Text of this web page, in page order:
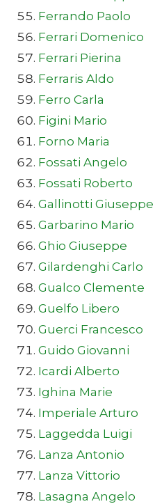
Ferrando Paolo
Ferrari Domenico
Ferrari Pierina
Ferraris Aldo
Ferro Carla
Figini Mario
Forno Maria
Fossati Angelo
Fossati Roberto
Gallinotti Giuseppe
Garbarino Mario
Ghio Giuseppe
Gilardenghi Carlo
Gualco Clemente
Guelfo Libero
Guerci Francesco
Guido Giovanni
Icardi Alberto
Ighina Marie
Imperiale Arturo
Laggedda Luigi
Lanza Antonio
Lanza Vittorio
Lasagna Angelo